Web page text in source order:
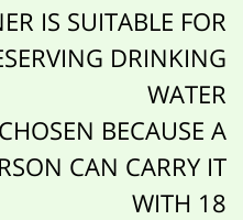
IS SUITABLE FOR
DRINKING
WATER
BECAUSE A
CAN CARRY IT
WITH 18